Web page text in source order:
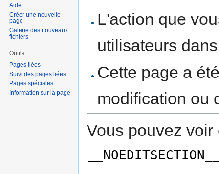
L'action que
utilisateurs
Cette page a
modification ou
Vous pouvez
Aide
Créer une nouvelle
page
Galerie des nouveaux
fichiers
Outils
Pages liées
Suivi des pages liées
Pages spéciales
Information sur la page